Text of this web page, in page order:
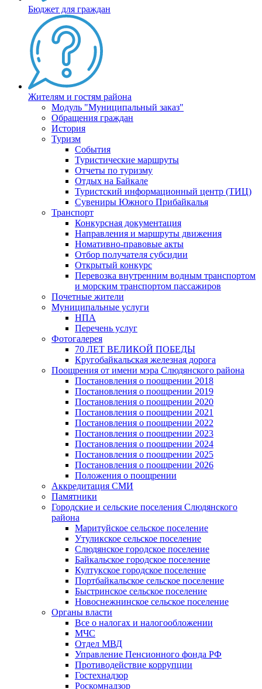
Бюджет для граждан
Жителям и гостям района
Модуль "Муниципальный заказ"
Обращения граждан
История
Туризм
События
Туристические маршруты
Отчеты по туризму
Отдых на Байкале
Туристский информационный центр (ТИЦ)
Сувениры Южного Прибайкалья
Транспорт
Конкурсная документация
Направления и маршруты движения
Номативно-правовые акты
Отбор получателя субсидии
Открытый конкурс
Перевозка внутренним водным транспортом
и морским транспортом пассажиров
Почетные жители
Муниципальные услуги
НПА
Перечень услуг
Фотогалерея
70 ЛЕТ ВЕЛИКОЙ ПОБЕДЫ
Кругобайкальская железная дорога
Поощрения от имени мэра Слюдянского района
Постановления о поощрении 2018
Постановления о поощрении 2019
Постановления о поощрении 2020
Постановления о поощрении 2021
Постановления о поощрении 2022
Постановления о поощрении 2023
Постановления о поощрении 2024
Постановления о поощрении 2025
Постановления о поощрении 2026
Положения о поощрении
Аккредитация СМИ
Памятники
Городские и сельские поселения Слюдянского
района
Маритуйское сельское поселение
Утуликское сельское поселение
Слюдянское городское поселение
Байкальское городское поселение
Култукское городское поселение
Портбайкальское сельское поселение
Быстринское сельское поселение
Новоснежнинское сельское поселение
Органы власти
Все о налогах и налогообложении
МЧС
Отдел МВД
Управление Пенсионного фонда РФ
Противодействие коррупции
Гостехнадзор
Роскомнадзор